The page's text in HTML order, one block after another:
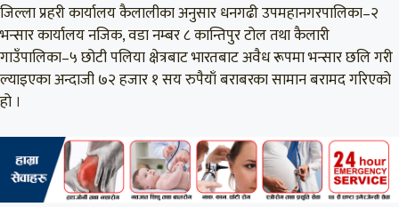
जिल्ला प्रहरी कार्यालय कैलालीका अनुसार धनगढी उपमहानगरपालिका–२
भन्सार कार्यालय नजिक, वडा नम्बर ८ कान्तिपुर टोल तथा कैलारी
गाउँपालिका–५ छोटी पलिया क्षेत्रबाट भारतबाट अवैध रूपमा भन्सार छलि गरी
ल्याइएका अन्दाजी ७२ हजार १ सय रुपैयाँ बराबरका सामान बरामद गरिएको
हो ।